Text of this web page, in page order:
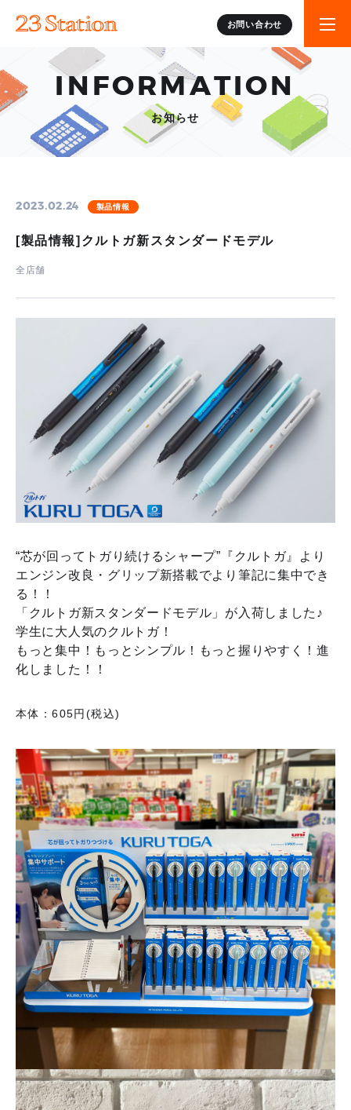
お問い合わせ
INFORMATION
お知らせ
2023.02.24 製品情報
[製品情報]クルトガ新スタンダードモデル
全店舗
“芯が回ってトガり続けるシャープ”『クルトガ』より
エンジン改良・グリップ新搭載でより筆記に集中でき
る！！
「クルトガ新スタンダードモデル」が入荷しました♪
学生に大人気のクルトガ！
もっと集中！もっとシンプル！もっと握りやすく！進
化しました！！
本体：605円(税込)